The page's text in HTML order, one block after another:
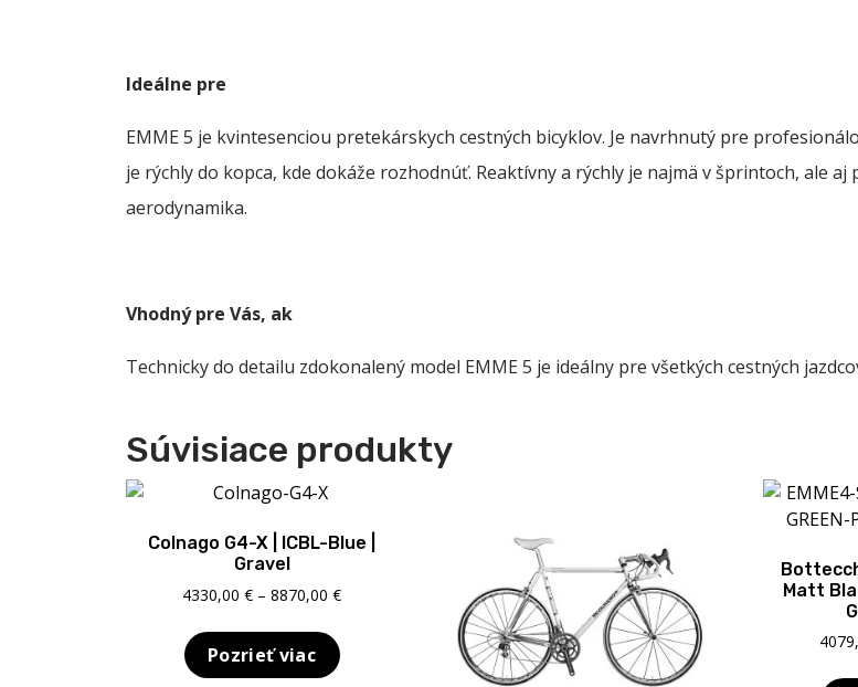
Ideálne pre
EMME 5 je kvintesenciou pretekárskych cestných bicyklov. Je navrhnutý pre
je rýchly do kopca, kde dokáže rozhodnúť. Reaktívny a rýchly je najmä v šprintoch, ale
aerodynamika.
Vhodný pre Vás, ak
Technicky do detailu zdokonalený model EMME 5 je ideálny pre všetkých cestných
Súvisiace produkty
Colnago G4-X | ICBL-Blue |
Gravel
4330,00€ – 8870,00€Price
Pozrieť viac
Matt